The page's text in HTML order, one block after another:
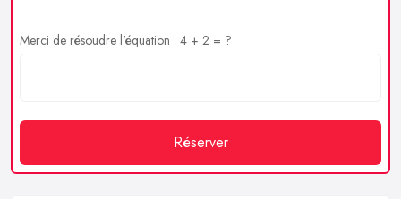
Merci de résoudre l'équation : 4 + 2 = ?
Réserver